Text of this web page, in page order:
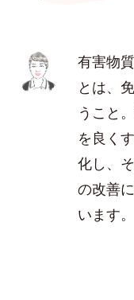
有害物
とは、
うこと
を良く
化し、
の改善
います。